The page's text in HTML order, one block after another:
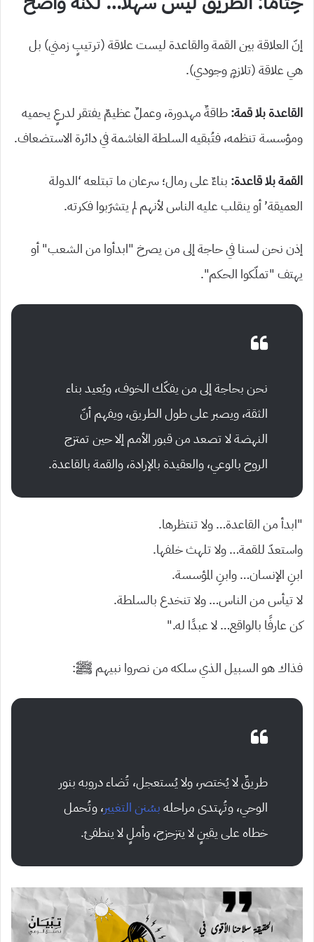
إنّ العلاقة بين القمة والقاعدة ليست علاقة (ترتيبٍ زمني) بل
هي علاقة (تلازمٍ وجودي).
القاعدة بلا قمة:طاقةٌ مهدورة، وعملٌ عظيمٌ يفتقر لدرعٍ يحميه
ومؤسسة تنظمه، فتُبقيه السلطة الغاشمة في دائرة الاستضعاف.
القمة بلا قاعدة: بناءٌ على رمال؛ سرعان ما تبتلعه ‘الدولة
العميقة’ أو ينقلب عليه الناس لأنهم لم يتشرّبوا فكرته.
إذن نحن لسنا في حاجة إلى من يصرخ “ابدأوا من الشعب” أو
يهتف “تملّكوا الحكم”.
نحن بحاجة إلى من يفكّك الخوف، ويُعيد بناء
الثقة، ويصبر على طول الطريق، ويفهم أنّ
النهضة لا تصعد من قبور الأمم إلا حين تمتزج
الروح بالوعي، والعقيدة بالإرادة، والقمة بالقاعدة.
“ابدأ من القاعدة… ولا تنتظرها.
واستعدّ للقمة… ولا تلهث خلفها.
ابنِ الإنسان… وابنِ المؤسسة.
لا تيأس من الناس… ولا تنخدع بالسلطة.
كن عارفًا بالواقع… لا عبدًا له.”
فذاك هو السبيل الذي سلكه من نصروا نبيهم ﷺ:
طريقٌ لا يُختصر، ولا يُستعجل، تُضاء دروبه بنور
الوحي، وتُهتدى مراحلهبسُنن التغيير، وتُحمل
خطاه على يقينٍ لا يتزحزح، وأملٍ لا ينطفئ.